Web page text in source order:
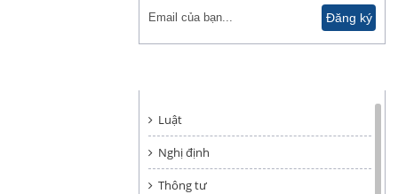
Luật
Nghị định
Thông tư